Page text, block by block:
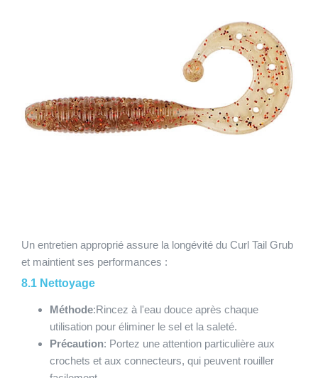
Un entretien approprié assure la longévité du Curl Tail Grub
et maintient ses performances :
8.1 Nettoyage
Méthode:Rincez à l'eau douce après chaque
utilisation pour éliminer le sel et la saleté.
Précaution: Portez une attention particulière aux
crochets et aux connecteurs, qui peuvent rouiller